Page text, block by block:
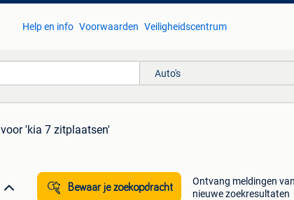
Help en info Voorwaarden Veiligheidscentrum
Auto's
voor 'kia 7 zitplaatsen'
Bewaar je zoekopdracht
Ontvang meldingen van
nieuwe zoekresultaten